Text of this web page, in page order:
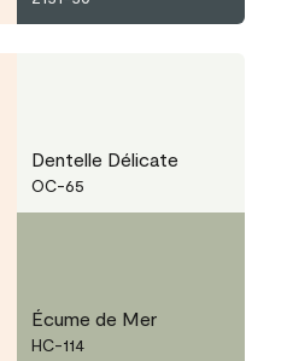
Dentelle Délicate
OC-65
Écume de Mer
HC-114